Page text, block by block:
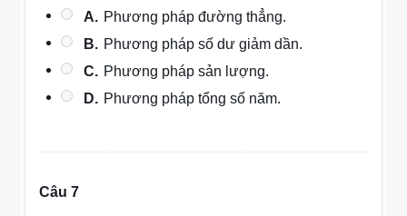
A. Phương pháp đường thẳng.
B. Phương pháp số dư giảm dần.
C. Phương pháp sản lượng.
D. Phương pháp tổng số năm.
Câu 7